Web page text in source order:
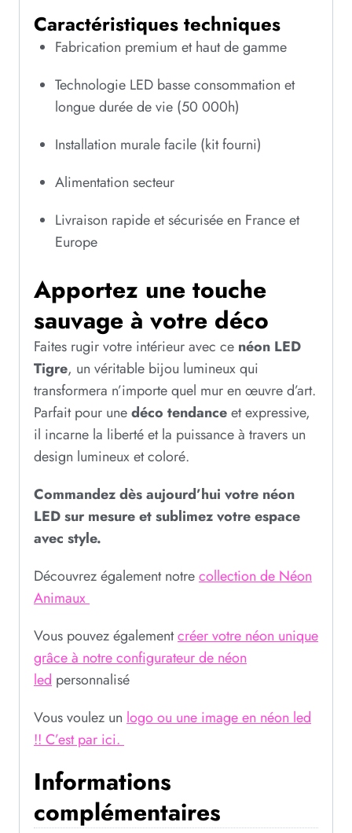
Caractéristiques techniques
Fabrication premium et haut de gamme
Technologie LED basse consommation et
longue durée de vie (50 000h)
Installation murale facile (kit fourni)
Alimentation secteur
Livraison rapide et sécurisée en France et
Europe
Apportez une touche
sauvage à votre déco
Faites rugir votre intérieur avec ce néon LED
Tigre, un véritable bijou lumineux qui
transformera n’importe quel mur en œuvre d’art.
Parfait pour unedéco tendanceet expressive,
il incarne la liberté et la puissance à travers un
design lumineux et coloré.
Commandez dès aujourd’hui votre néon
LED sur mesure et sublimez votre espace
avec style.
Découvrez également notrecollection de Néon
Animaux
Vous pouvez égalementcréer votre néon unique
grâce à notre configurateur de néon
led personnalisé
Vous voulez un logo ou une image en néon led
!! C’est par ici.
Informations
complémentaires